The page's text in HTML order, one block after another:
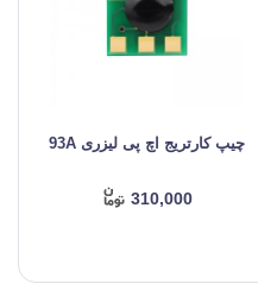
چیپ کارتریج اچ پی لیزری 93A
310,000